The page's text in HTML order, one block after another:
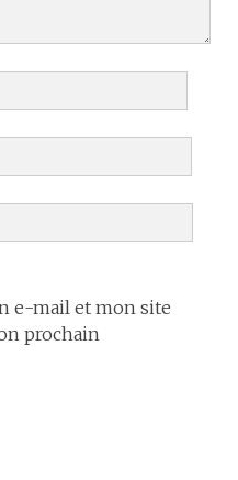
e-mail et mon site
prochain